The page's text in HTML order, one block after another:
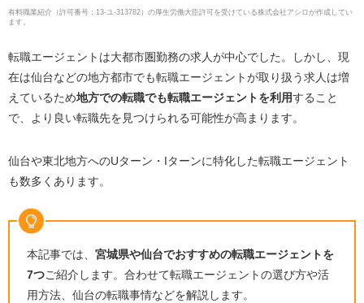
有料職業紹介（許可番号：13-ユ-313782）の厚生労働大臣許可を受けている株式会社アシロが作成してい
ます。
転職エージェントは大都市圏勤務の求人が中心でした。しかし、現
在は仙台などの地方都市でも転職エージェントが取り扱う求人は増
えているため地方での転職でも転職エージェントを利用すること
で、より良い転職先を見つけられる可能性が高まります。
仙台や東北地方へのUターン・ Iターンに特化した転職エージェント
も数多くあります。
本記事では、 宮城県や仙台でおすすめの転職エージェントを
7つご紹介します。合わせて転職エージェントの選び方や活
用方法、仙台の転職事情などを解説します。